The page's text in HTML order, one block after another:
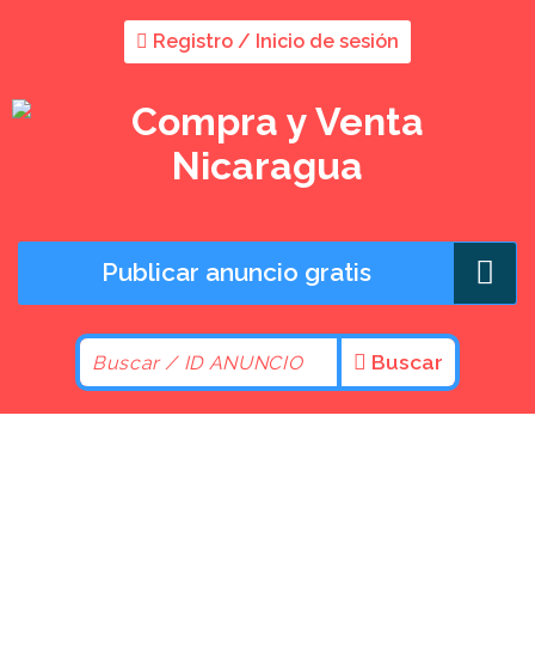
Registro / Inicio de sesión
Publicar anuncio gratis
Buscar